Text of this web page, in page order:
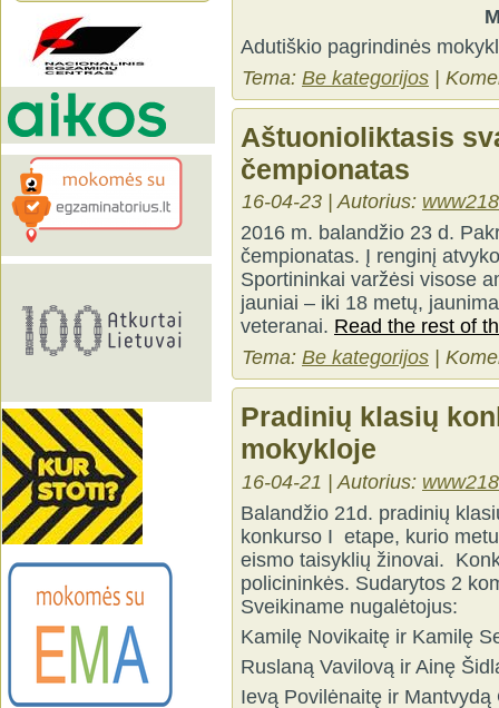
Adutiškio pagrindinės
Tema: Be kategorijos
Aštuonioliktasis
čempionatas
16-04-23 | Autorius:
2016 m. balandžio 23 d.
čempionatas. Į renginį
Sportininkai varžėsi visose
jauniai – iki 18 metų,
veteranai. Read the rest of
Tema: Be kategorijos
Pradinių klasių
mokykloje
16-04-21 | Autorius:
Balandžio 21d. pradinių
konkurso I etape, kurio
eismo taisyklių žinovai.
policininkės. Sudarytos 2
Sveikiname nugalėtojus:
Kamilę Novikaitę ir Kamilę
Ruslaną Vavilovą ir Ainę
Ievą Povilėnaitę ir